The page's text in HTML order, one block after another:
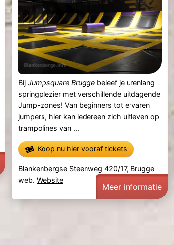
Bij Jumpsquare Bruggebeleef je urenlang
springplezier met verschillende uitdagende
Jump-zones! Van beginners tot ervaren
jumpers, hier kan iedereen zich uitleven op
trampolines van ...
Koop nu hier vooraf tickets
Blankenbergse Steenweg 420/17, Brugge
web. Website
Meer informatie